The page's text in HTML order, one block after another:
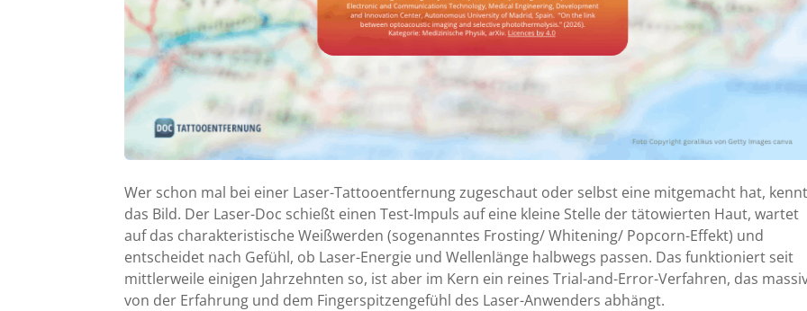
Wer schon mal bei einer Laser-Tattooentfernung zugeschaut oder selbst eine mitgemacht hat, kennt
das Bild. Der Laser-Doc schießt einen Test-Impuls auf eine kleine Stelle der tätowierten Haut, wartet
auf das charakteristische Weißwerden (sogenanntes Frosting/ Whitening/ Popcorn-Effekt) und
entscheidet nach Gefühl, ob Laser-Energie und Wellenlänge halbwegs passen. Das funktioniert seit
mittlerweile einigen Jahrzehnten so, ist aber im Kern ein reines Trial-and-Error-Verfahren, das
von der Erfahrung und dem Fingerspitzengefühl des Laser-Anwenders abhängt.